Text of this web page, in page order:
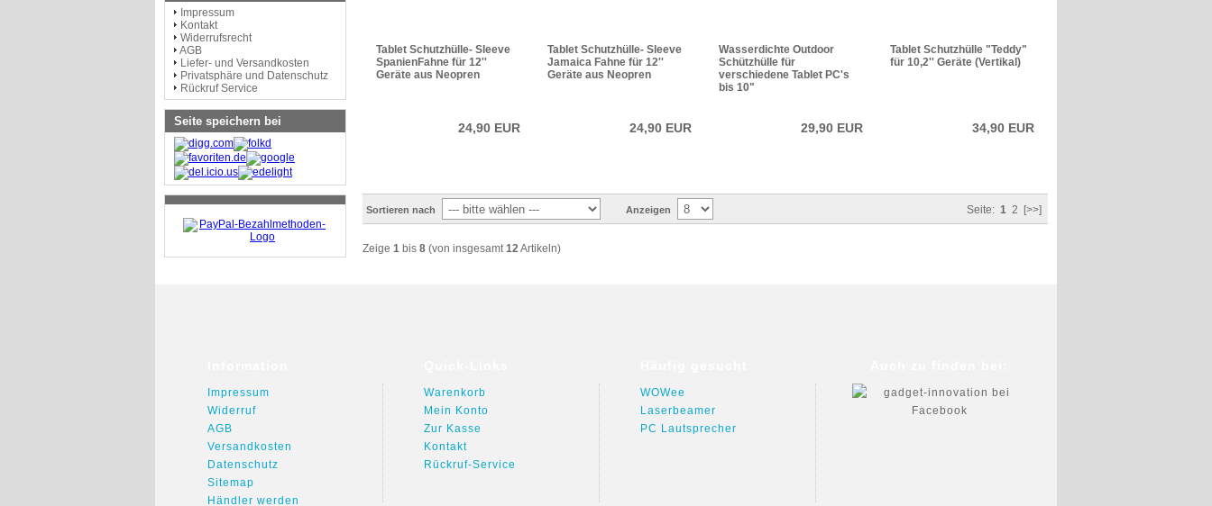
Tablet Schutzhülle- Sleeve
SpanienFahne für 12''
Geräte aus Neopren
24,90 EUR
Tablet Schutzhülle- Sleeve
Jamaica Fahne für 12''
Geräte aus Neopren
24,90 EUR
Wasserdichte Outdoor
Schützhülle für
verschiedene Tablet PC's
bis 10"
29,90 EUR
Tablet Schutzhülle "Teddy"
für 10,2'' Geräte (Vertikal)
34,90 EUR
Sortieren nach Anzeigen Seite: 1 2 [>>]
Zeige 1 bis 8 (von insgesamt12Artikeln)
Impressum
Kontakt
Widerrufsrecht
AGB
Liefer- und Versandkosten
Privatsphäre und Datenschutz
Rückruf Service
Seite speichern bei
Impressum
Widerruf
AGB
Versandkosten
Datenschutz
Sitemap
Händler werden
Warenkorb
Mein Konto
Zur Kasse
Kontakt
Rückruf-Service
WOWee
Laserbeamer
PC Lautsprecher